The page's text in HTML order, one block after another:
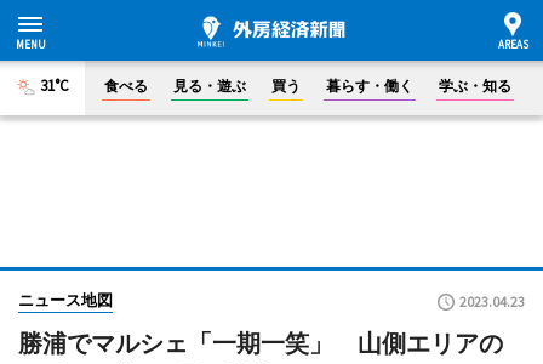
31°C 食べる 見る・遊ぶ 買う 暮らす・働く 学ぶ・知る
ニュース地図 2023.04.23
勝浦でマルシェ「一期一笑」 山側エリアの